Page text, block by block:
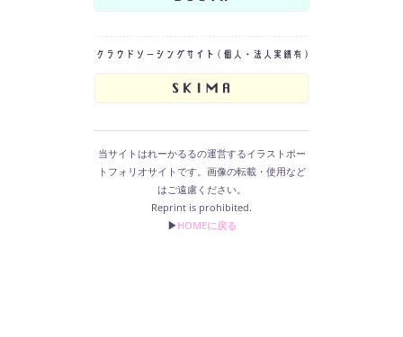
当サイトはれーかるるの運営するイラストポー
トフォリオサイトです。画像の転載・使用など
はご遠慮ください。
Reprint is prohibited.
▶︎HOMEに戻る